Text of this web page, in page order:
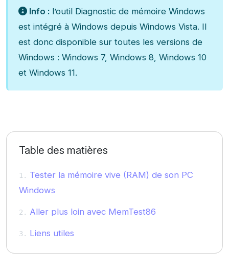
Info : l’outil Diagnostic de mémoire Windows
est intégré à Windows depuis Windows Vista. Il
est donc disponible sur toutes les versions de
Windows : Windows 7, Windows 8, Windows 10
et Windows 11.
Table des matières
Tester la mémoire vive (RAM) de son PC
Windows
Aller plus loin avec MemTest86
Liens utiles